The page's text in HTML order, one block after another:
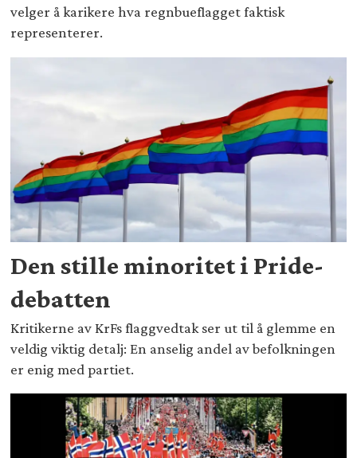
velger å karikere hva regnbueflagget faktisk
representerer.
Den stille minoritet i Pride-
debatten
Kritikerne av KrFs flaggvedtak ser ut til å glemme en
veldig viktig detalj: En anselig andel av befolkningen
er enig med partiet.